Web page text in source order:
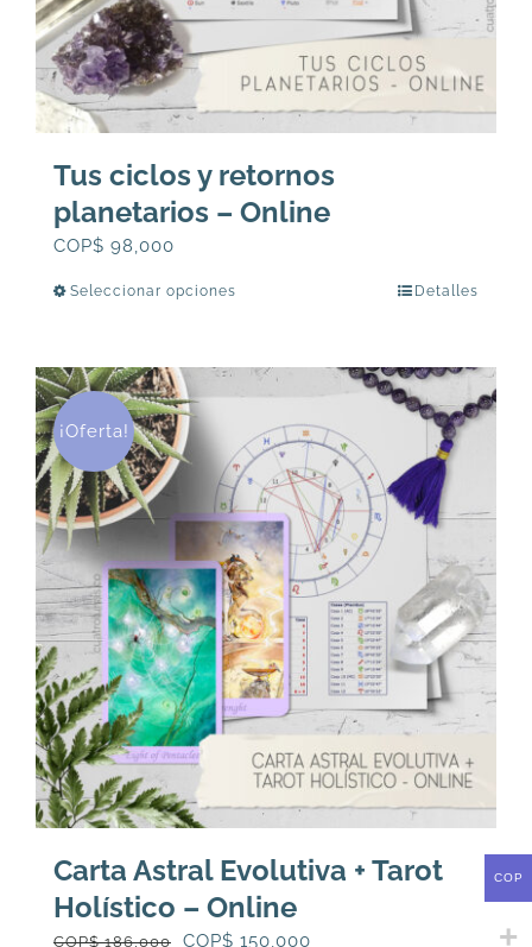
Tus ciclos y retornos
planetarios – Online
COP$ 98,000
Seleccionar opciones
variantes.
Las
opciones
se
pueden
elegir
en
la
página
de
producto
Detalles
¡Oferta!
Carta Astral Evolutiva + Tarot
Holístico – Online
COP$186,000
El
COP$ 150,000
COP